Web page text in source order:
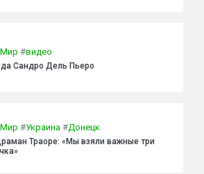
Мир #видео
Сандро Дель Пьеро
Мир #Украина #Донецк
Траоре: «Мы взяли важные три